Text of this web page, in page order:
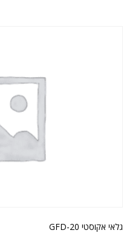
גלאי אקוסטי GFD-20